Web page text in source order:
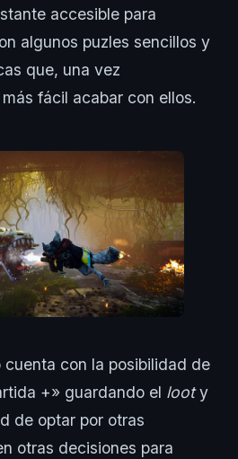
accesible para
algunos puzles sencillos y
que, una vez
fácil acabar con ellos.
cuenta con la posibilidad de
+» guardando el looty
de optar por otras
otras decisiones para